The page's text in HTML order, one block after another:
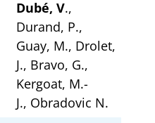
Dubé, V.,
Durand, P.,
Guay, M., Drolet,
J., Bravo, G.,
Kergoat, M.-
J., Obradovic N.